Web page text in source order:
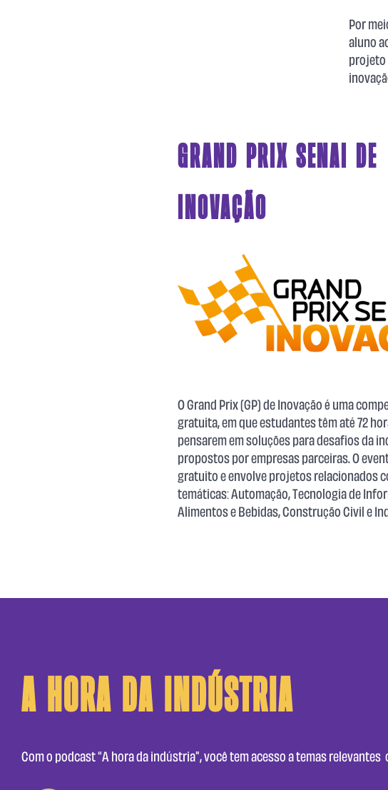
Por
aluno
projeto
GRAND PRIX SENAI DE
INOVAÇÃO
O Grand Prix (GP) de Inovação é uma
gratuita, em que estudantes ​​​​têm até 72
pensarem em soluções para ​desafios da
propostos por empresas parceiras.​ O
gratuito e envolve projetos relacionados
temáticas: Automação, Tecnologia de
Alimentos e Bebidas, Construção Civil e
A Hora da Indústria
Com o podcast “A hora da indústria", você tem acesso a temas